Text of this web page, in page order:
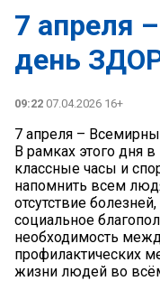
7 апреля
день
09:22 07.04.2026 16+
7 апреля –
В рамках этого дня
классные часы и
напомнить всем
отсутствие
социальное
необходимость
профилактических
жизни людей во